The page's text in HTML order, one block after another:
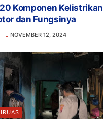
Komponen Kelistrikan
dan Fungsinya
NOVEMBER 12, 2024